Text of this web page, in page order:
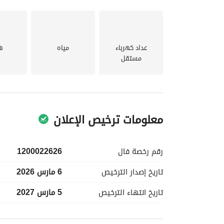
واستعد لاتخاذ الخطوة الأولى نحو جعل هذه الملكية
عداد كهرباء
مستقل
مياه
معلومات ترخيص الإعلان
رقم رخصة فال
1200022626
تاريخ إصدار الترخيص
6 مارس 2026
تاريخ انتهاء الترخيص 5 مارس 2027